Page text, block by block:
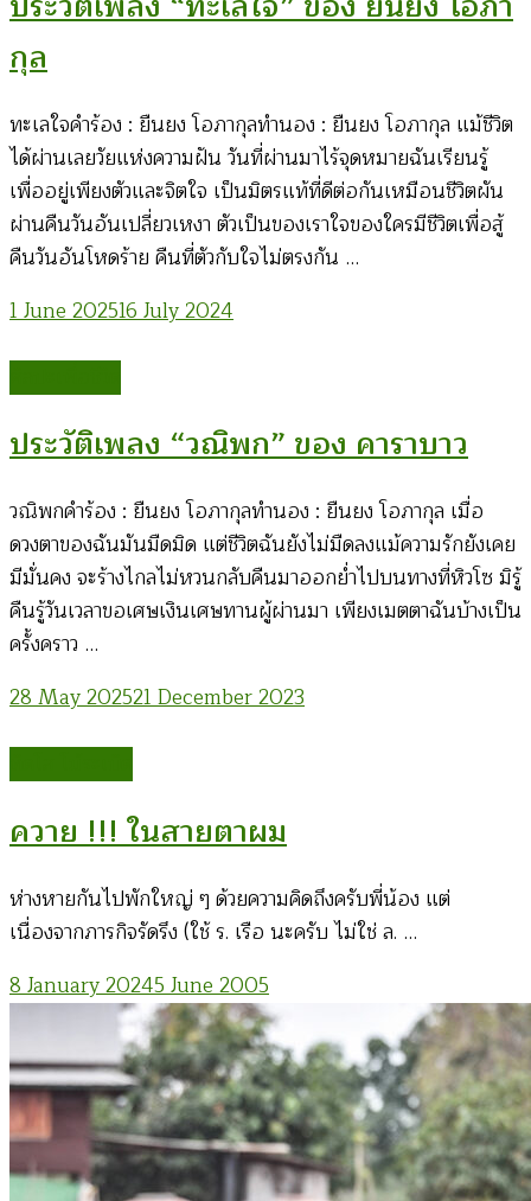
กุล
ทะเลใจคำร้อง : ยืนยง โอภากุลทำนอง : ยืนยง โอภากุล แม้ชีวิต
ได้ผ่านเลยวัยแห่งความฝัน วันที่ผ่านมาไร้จุดหมายฉันเรียนรู้
เพื่ออยู่เพียงตัวและจิตใจ เป็นมิตรแท้ที่ดีต่อกันเหมือนชีวิตผัน
ผ่านคืนวันอันเปลี่ยวเหงา ตัวเป็นของเราใจของใครมีชีวิตเพื่อสู้
คืนวันอันโหดร้าย คืนที่ตัวกับใจไม่ตรงกัน …
1 June 202516 July 2024
ประวัติเพลง “วณิพก” ของ คาราบาว
วณิพกคำร้อง : ยืนยง โอภากุลทำนอง : ยืนยง โอภากุล เมื่อ
ดวงตาของฉันมันมืดมิด แต่ชีวิตฉันยังไม่มืดลงแม้ความรักยังเคย
มีมั่นคง จะร้างไกลไม่หวนกลับคืนมาออกยํ่าไปบนทางที่หิวโซ มิรู้
คืนรู้วันเวลาขอเศษเงินเศษทานผู้ผ่านมา เพียงเมตตาฉันบ้างเป็น
ครั้งคราว …
28 May 202521 December 2023
ควาย !!! ในสายตาผม
ห่างหายกันไปพักใหญ่ ๆ ด้วยความคิดถึงครับพี่น้อง แต่
เนื่องจากภารกิจรัดรึง (ใช้ ร. เรือ นะครับ ไม่ใช่ ล. …
8 January 20245 June 2005